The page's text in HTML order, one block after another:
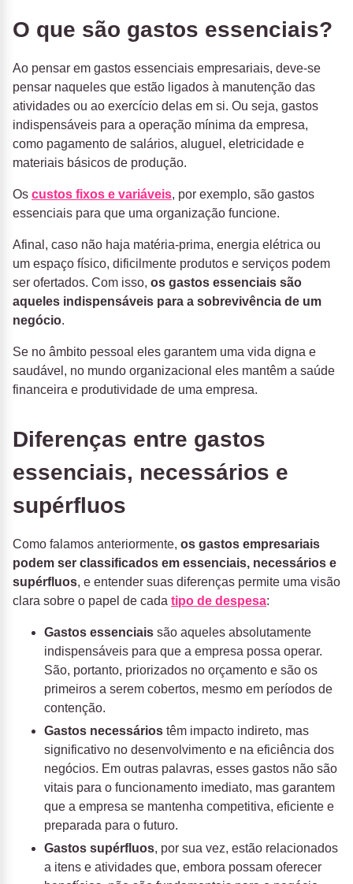
O que são gastos essenciais?
Ao pensar em gastos essenciais empresariais, deve-se
pensar naqueles que estão ligados à manutenção das
atividades ou ao exercício delas em si. Ou seja, gastos
indispensáveis para a operação mínima da empresa,
como pagamento de salários, aluguel, eletricidade e
materiais básicos de produção.
Os custos fixos e variáveis, por exemplo, são gastos
essenciais para que uma organização funcione.
Afinal, caso não haja matéria-prima, energia elétrica ou
um espaço físico, dificilmente produtos e serviços podem
ser ofertados. Com isso, os gastos essenciais são
aqueles indispensáveis para a sobrevivência de um
negócio.
Se no âmbito pessoal eles garantem uma vida digna e
saudável, no mundo organizacional eles mantêm a saúde
financeira e produtividade de uma empresa.
Diferenças entre gastos
essenciais, necessários e
supérfluos
Como falamos anteriormente, os gastos empresariais
podem ser classificados em essenciais, necessários e
supérfluos, e entender suas diferenças permite uma visão
clara sobre o papel de cada tipo de despesa:
Gastos essenciais são aqueles absolutamente
indispensáveis para que a empresa possa operar.
São, portanto, priorizados no orçamento e são os
primeiros a serem cobertos, mesmo em períodos de
contenção.
Gastos necessários têm impacto indireto, mas
significativo no desenvolvimento e na eficiência dos
negócios. Em outras palavras, esses gastos não são
vitais para o funcionamento imediato, mas garantem
que a empresa se mantenha competitiva, eficiente e
preparada para o futuro.
Gastos supérfluos, por sua vez, estão relacionados
a itens e atividades que, embora possam oferecer